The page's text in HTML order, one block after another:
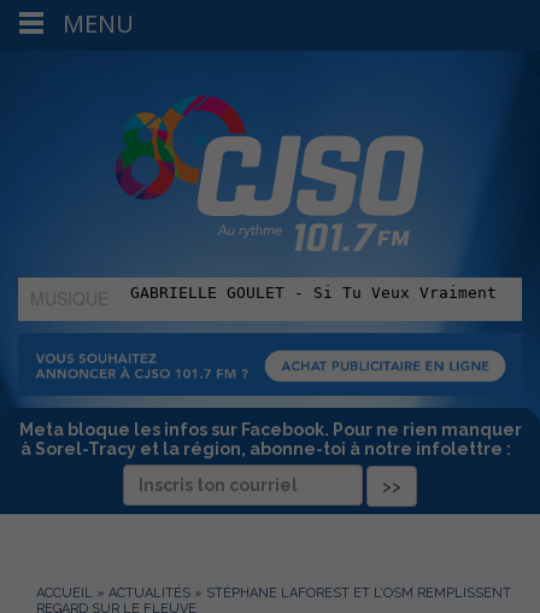
MUSIQUE
:
Meta bloque les infos sur Facebook. Pour ne rien manquer
à Sorel-Tracy et la région, abonne-toi à notre infolettre :
ACCUEIL » ACTUALITÉS » STÉPHANE LAFOREST ET L’OSM REMPLISSENT
REGARD SUR LE FLEUVE
MENU